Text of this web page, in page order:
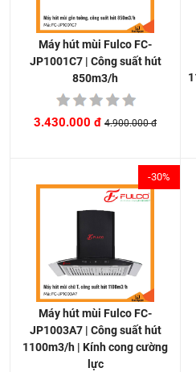
Máy hút mùi Fulco FC-
JP1001C7 | Công suất hút
850m3/h
3.430.000 đ 4.900.000 đ
-30%
Máy hút mùi Fulco FC-
JP1003A7 | Công suất hút
1100m3/h | Kính cong cường
lực